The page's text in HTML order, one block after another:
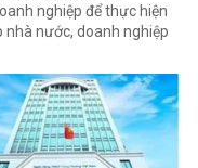
nghiệp để thực hiện
nhà nước, doanh nghiệp